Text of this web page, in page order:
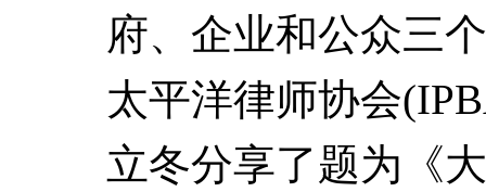
府、企业和公众三
太平洋律师协会
立冬分享了题为《